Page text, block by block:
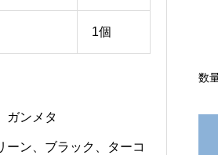
1個
ガンメタ
ーン、ブラック、ターコ
数